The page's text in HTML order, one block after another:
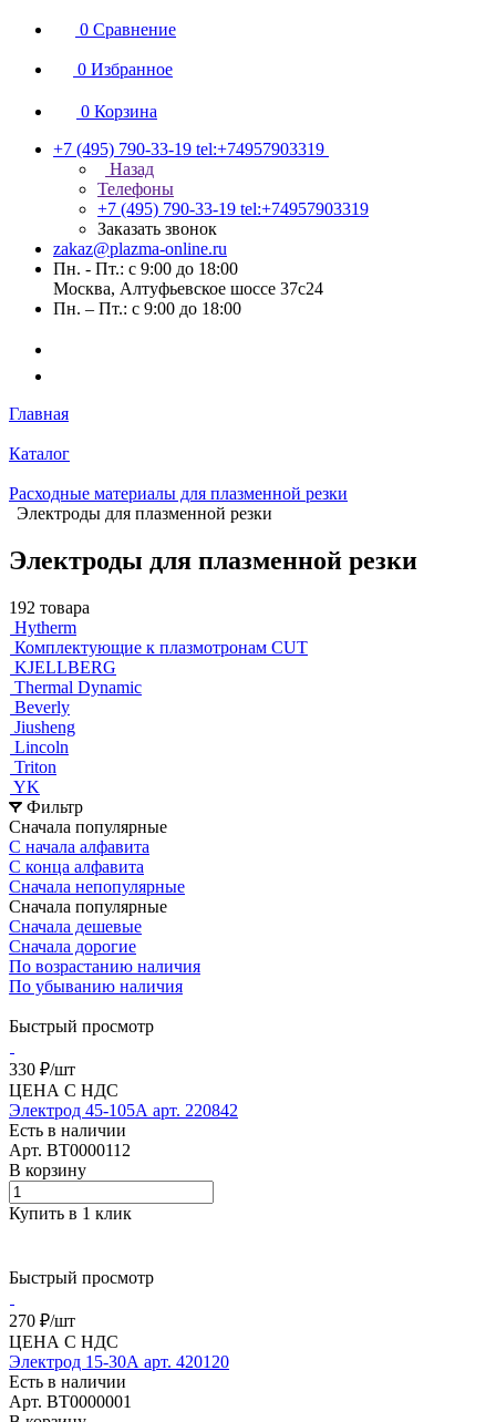
0 Сравнение
0 Избранное
0 Корзина
+7 (495) 790-33-19 tel:+74957903319
Назад
Телефоны
+7 (495) 790-33-19 tel:+74957903319
Заказать звонок
zakaz@plazma-online.ru
Пн. - Пт.: с 9:00 до 18:00
Москва, Алтуфьевское шоссе 37с24
Пн. – Пт.: с 9:00 до 18:00
Главная
Каталог
Расходные материалы для плазменной резки
Электроды для плазменной резки
Электроды для плазменной резки
192 товара
Hytherm
Комплектующие к плазмотронам CUT
KJELLBERG
Thermal Dynamic
Beverly
Jiusheng
Lincoln
Triton
YK
Фильтр
Сначала популярные
С начала алфавита
С конца алфавита
Сначала непопулярные
Сначала популярные
Сначала дешевые
Сначала дорогие
По возрастанию наличия
По убыванию наличия
Быстрый просмотр
330 ₽/шт
ЦЕНА С НДС
Электрод 45-105А арт. 220842
Есть в наличии
Арт. BT0000112
В корзину
Купить в 1 клик
Быстрый просмотр
270 ₽/шт
ЦЕНА С НДС
Электрод 15-30А арт. 420120
Есть в наличии
Арт. BT0000001